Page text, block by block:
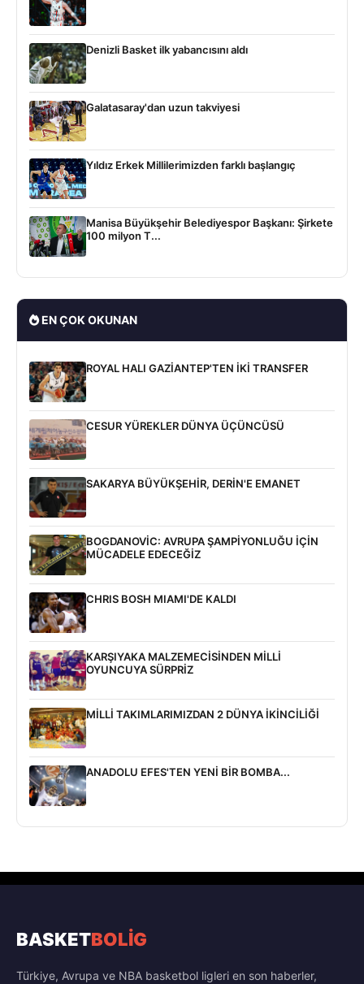
Denizli Basket ilk yabancısını aldı
Galatasaray'dan uzun takviyesi
Yıldız Erkek Millilerimizden farklı başlangıç
Manisa Büyükşehir Belediyespor Başkanı: Şirkete
100 milyon T...
EN ÇOK OKUNAN
ROYAL HALI GAZİANTEP'TEN İKİ TRANSFER
CESUR YÜREKLER DÜNYA ÜÇÜNCÜSÜ
SAKARYA BÜYÜKŞEHİR, DERİN'E EMANET
BOGDANOVİC: AVRUPA ŞAMPİYONLUĞU İÇİN
MÜCADELE EDECEĞİZ
CHRIS BOSH MIAMI'DE KALDI
KARŞIYAKA MALZEMECİSİNDEN MİLLİ
OYUNCUYA SÜRPRİZ
MİLLİ TAKIMLARIMIZDAN 2 DÜNYA İKİNCİLİĞİ
ANADOLU EFES'TEN YENİ BİR BOMBA...
BASKETBOLİG
Türkiye, Avrupa ve NBA basketbol ligleri en son haberler,